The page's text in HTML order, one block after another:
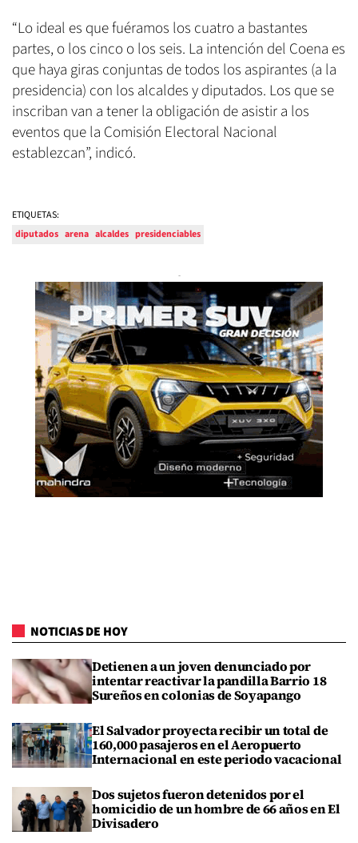
“Lo ideal es que fuéramos los cuatro a bastantes
partes, o los cinco o los seis. La intención del Coena es
que haya giras conjuntas de todos los aspirantes (a la
presidencia) con los alcaldes y diputados. Los que se
inscriban van a tener la obligación de asistir a los
eventos que la Comisión Electoral Nacional
establezcan”, indicó.
ETIQUETAS:
diputados arena alcaldes presidenciables
NOTICIAS DE HOY
Detienen a un joven denunciado por
intentar reactivar la pandilla Barrio 18
Sureños en colonias de Soyapango
El Salvador proyecta recibir un total de
160,000 pasajeros en el Aeropuerto
Internacional en este periodo vacacional
Dos sujetos fueron detenidos por el
homicidio de un hombre de 66 años en El
Divisadero